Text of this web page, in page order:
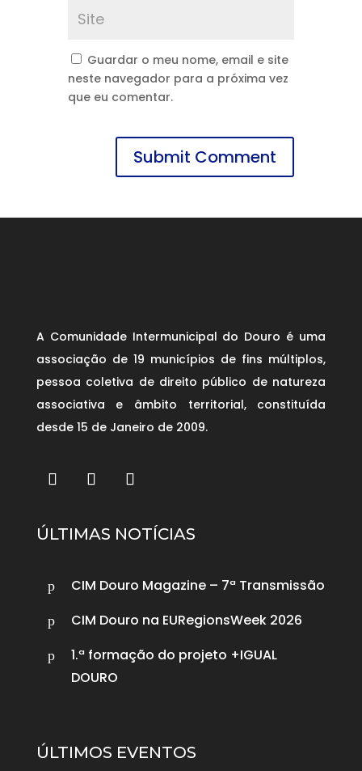
Guardar o meu nome, email e site
neste navegador para a próxima vez
que eu comentar.
A Comunidade Intermunicipal do Douro é uma
associação de 19 municípios de fins múltiplos,
pessoa coletiva de direito público de natureza
associativa e âmbito territorial, constituída
desde 15 de Janeiro de 2009.
ÚLTIMAS NOTÍCIAS
p CIM Douro Magazine – 7ª Transmissão
p CIM Douro na EURegionsWeek 2026
p
1.ª formação do projeto +IGUAL
DOURO
ÚLTIMOS EVENTOS